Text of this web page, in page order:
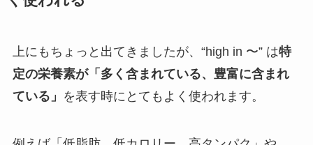
上にもちょっと出てきましたが、“high in 〜” は特
定の栄養素が「多く含まれている、豊富に含まれ
ている」 を表す時にとてもよく使われます。